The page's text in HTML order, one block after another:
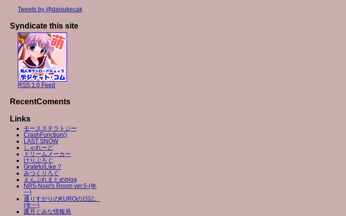
Tweets by @daisukecak
Syndicate this site
RSS 1.0 Feed
RecentComents
Links
モースステラトジー
CrashFunction()
LAST SNOW
しゃれーど
ドリームメーカー
けりぶろぐ
GratefulLike ?
みつくりろぐ
えんぷれまとめblog
NR5-Noel's Room ver.5-(年
一)
通りすがりのKUROの日記。
(年一)
鷹月ぐみな情報局